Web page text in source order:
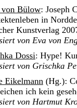
von Bülow: Joseph
in
Kunstverlag
von Eva von
Dossi: Hype!
von Grischka
Eikelmann (Hg.):
ich kein
von Hartmut